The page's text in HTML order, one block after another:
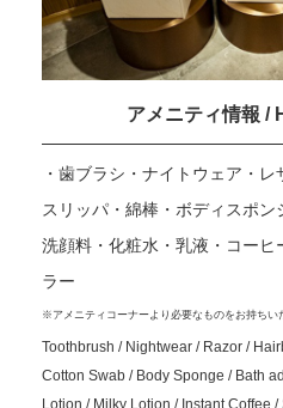
アメニティ情報 /
・歯ブラシ・ナイトウェア・
スリッパ・綿棒・ボディスポン
洗顔料・化粧水・乳液・コーヒ
ラー
※アメニティコーナーより必要なものをお持ちい
Toothbrush / Nightwear / Razor /
Cotton Swab / Body Sponge / Bath
Lotion / Milky Lotion / Instant Coffee